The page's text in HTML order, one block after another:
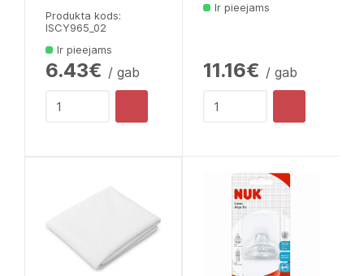
Produkta kods:
lSCY965_02
Ir pieejams
6.43€ / gab
Ir pieejams
11.16€ / gab